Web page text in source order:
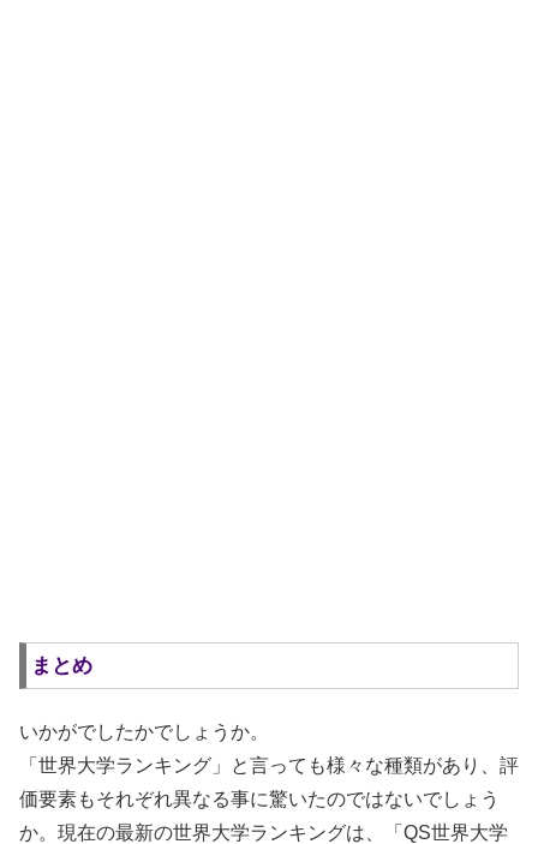
まとめ
いかがでしたかでしょうか。
「世界大学ランキング」と言っても様々な種類があり、評
価要素もそれぞれ異なる事に驚いたのではないでしょう
か。現在の最新の世界大学ランキングは、「QS世界大学